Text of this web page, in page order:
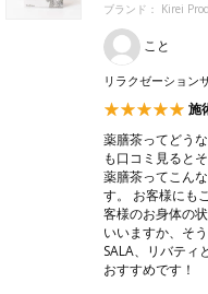
ブランド： Kirei
こと
リラクゼーション
施
薬膳茶ってどう
も口コミ見ると
薬膳茶ってこん
す。 お客様にも
客様のお身体の
いいますか、そ
SALA、リバティ
おすすめです！